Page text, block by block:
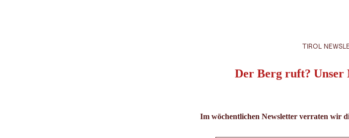
TIROL
Der Berg ruft? Unser
Im wöchentlichen Newsletter verraten wir